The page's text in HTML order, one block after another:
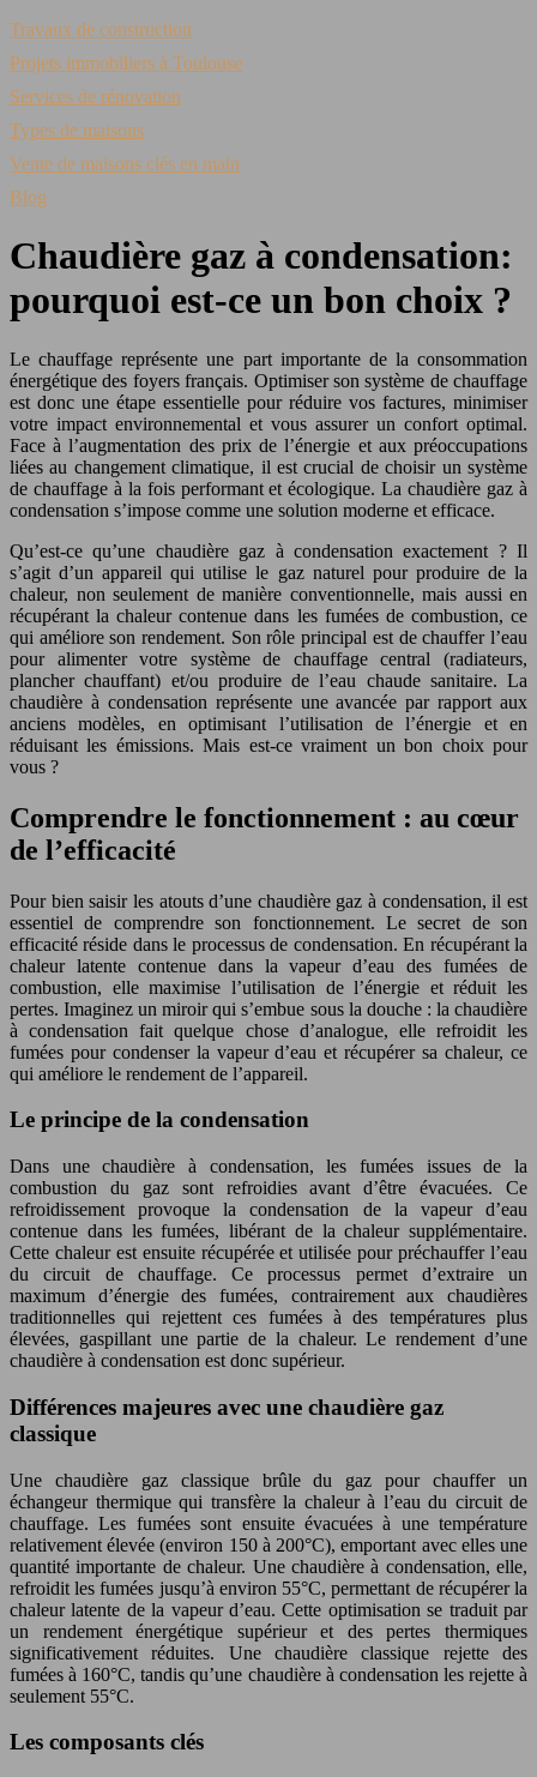
Travaux de construction
Projets immobiliers à Toulouse
Services de rénovation
Types de maisons
Vente de maisons clés en main
Blog
Chaudière gaz à condensation:
pourquoi est-ce un bon choix ?
Le chauffage représente une part importante de la consommation
énergétique des foyers français. Optimiser son système de chauffage
est donc une étape essentielle pour réduire vos factures, minimiser
votre impact environnemental et vous assurer un confort optimal.
Face à l’augmentation des prix de l’énergie et aux préoccupations
liées au changement climatique, il est crucial de choisir un système
de chauffage à la fois performant et écologique. La chaudière gaz à
condensation s’impose comme une solution moderne et efficace.
Qu’est-ce qu’une chaudière gaz à condensation exactement ? Il
s’agit d’un appareil qui utilise le gaz naturel pour produire de la
chaleur, non seulement de manière conventionnelle, mais aussi en
récupérant la chaleur contenue dans les fumées de combustion, ce
qui améliore son rendement. Son rôle principal est de chauffer l’eau
pour alimenter votre système de chauffage central (radiateurs,
plancher chauffant) et/ou produire de l’eau chaude sanitaire. La
chaudière à condensation représente une avancée par rapport aux
anciens modèles, en optimisant l’utilisation de l’énergie et en
réduisant les émissions. Mais est-ce vraiment un bon choix pour
vous ?
Comprendre le fonctionnement : au cœur
de l’efficacité
Pour bien saisir les atouts d’une chaudière gaz à condensation, il est
essentiel de comprendre son fonctionnement. Le secret de son
efficacité réside dans le processus de condensation. En récupérant la
chaleur latente contenue dans la vapeur d’eau des fumées de
combustion, elle maximise l’utilisation de l’énergie et réduit les
pertes. Imaginez un miroir qui s’embue sous la douche : la chaudière
à condensation fait quelque chose d’analogue, elle refroidit les
fumées pour condenser la vapeur d’eau et récupérer sa chaleur, ce
qui améliore le rendement de l’appareil.
Le principe de la condensation
Dans une chaudière à condensation, les fumées issues de la
combustion du gaz sont refroidies avant d’être évacuées. Ce
refroidissement provoque la condensation de la vapeur d’eau
contenue dans les fumées, libérant de la chaleur supplémentaire.
Cette chaleur est ensuite récupérée et utilisée pour préchauffer l’eau
du circuit de chauffage. Ce processus permet d’extraire un
maximum d’énergie des fumées, contrairement aux chaudières
traditionnelles qui rejettent ces fumées à des températures plus
élevées, gaspillant une partie de la chaleur. Le rendement d’une
chaudière à condensation est donc supérieur.
Différences majeures avec une chaudière gaz
classique
Une chaudière gaz classique brûle du gaz pour chauffer un
échangeur thermique qui transfère la chaleur à l’eau du circuit de
chauffage. Les fumées sont ensuite évacuées à une température
relativement élevée (environ 150 à 200°C), emportant avec elles une
quantité importante de chaleur. Une chaudière à condensation, elle,
refroidit les fumées jusqu’à environ 55°C, permettant de récupérer la
chaleur latente de la vapeur d’eau. Cette optimisation se traduit par
un rendement énergétique supérieur et des pertes thermiques
significativement réduites. Une chaudière classique rejette des
fumées à 160°C, tandis qu’une chaudière à condensation les rejette à
seulement 55°C.
Les composants clés